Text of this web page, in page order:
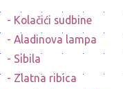
Kolačići sudbine
Aladinova lampa
Sibila
Zlatna ribica